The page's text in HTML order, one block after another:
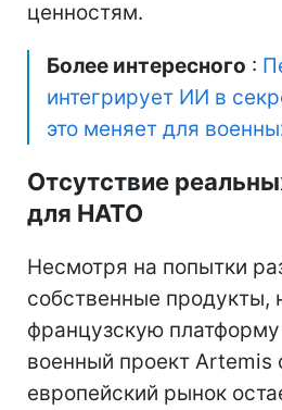
ценностям.
Более интересного :
интегрирует ИИ в
это меняет для
Отсутствие
для НАТО
Несмотря на попытки
собственные продукты,
французскую
военный проект Artemis
европейский рынок